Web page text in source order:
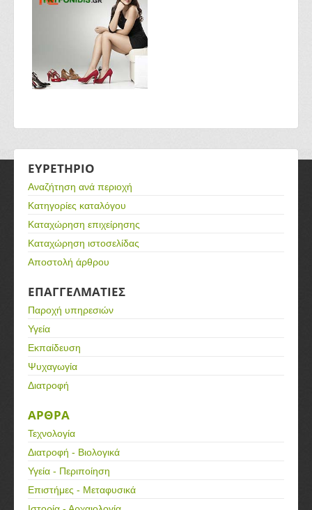
ΕΥΡΕΤΗΡΙΟ
Αναζήτηση ανά περιοχή
Κατηγορίες καταλόγου
Καταχώρηση επιχείρησης
Καταχώρηση ιστοσελίδας
Αποστολή άρθρου
ΕΠΑΓΓΕΛΜΑΤΙΕΣ
Παροχή υπηρεσιών
Υγεία
Εκπαίδευση
Ψυχαγωγία
Διατροφή
ΑΡΘΡΑ
Τεχνολογία
Διατροφή - Βιολογικά
Υγεία - Περιποίηση
Επιστήμες - Μεταφυσικά